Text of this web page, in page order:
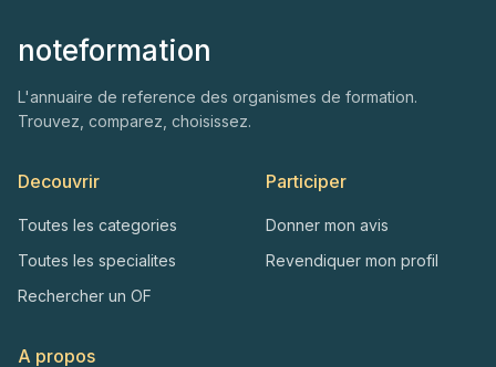
noteformation
L'annuaire de reference des organismes de formation.
Trouvez, comparez, choisissez.
Decouvrir
Toutes les categories
Toutes les specialites
Rechercher un OF
Participer
Donner mon avis
Revendiquer mon profil
A propos